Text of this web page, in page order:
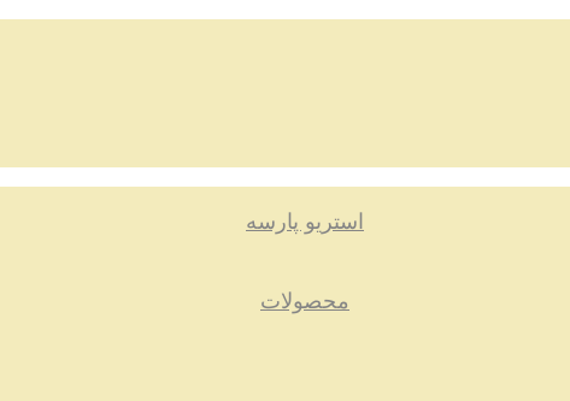
استریو پارسه
محصولات